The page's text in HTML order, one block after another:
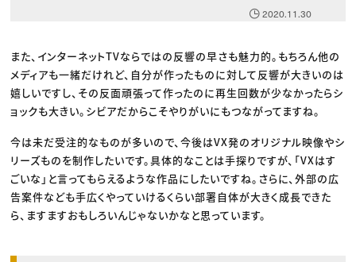
2020.11.30
また、インターネットTVならではの反響の早さも魅力的。もちろん他の
メディアも一緒だけれど、自分が作ったものに対して反響が大きいのは
嬉しいですし、その反面頑張って作ったのに再生回数が少なかったらシ
ョックも大きい。シビアだからこそやりがいにもつながってますね。
今は未だ受注的なものが多いので、今後はVX発のオリジナル映像やシ
リーズものを制作したいです。具体的なことは手探りですが、「VXはす
ごいな」と言ってもらえるような作品にしたいですね。さらに、外部の広
告案件なども手広くやっていけるくらい部署自体が大きく成長できた
ら、ますますおもしろいんじゃないかなと思っています。